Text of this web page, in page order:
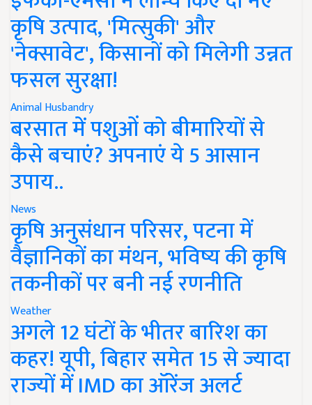
कृषि उत्पाद, 'मित्सुकी' और
'नेक्सावेट', किसानों को मिलेगी उन्नत
फसल सुरक्षा!
Animal Husbandry
बरसात में पशुओं को बीमारियों से
कैसे बचाएं? अपनाएं ये 5 आसान
उपाय..
News
कृषि अनुसंधान परिसर, पटना में
वैज्ञानिकों का मंथन, भविष्य की कृषि
तकनीकों पर बनी नई रणनीति
Weather
अगले 12 घंटों के भीतर बारिश का
कहर! यूपी, बिहार समेत 15 से ज्यादा
राज्यों में IMD का ऑरेंज अलर्ट